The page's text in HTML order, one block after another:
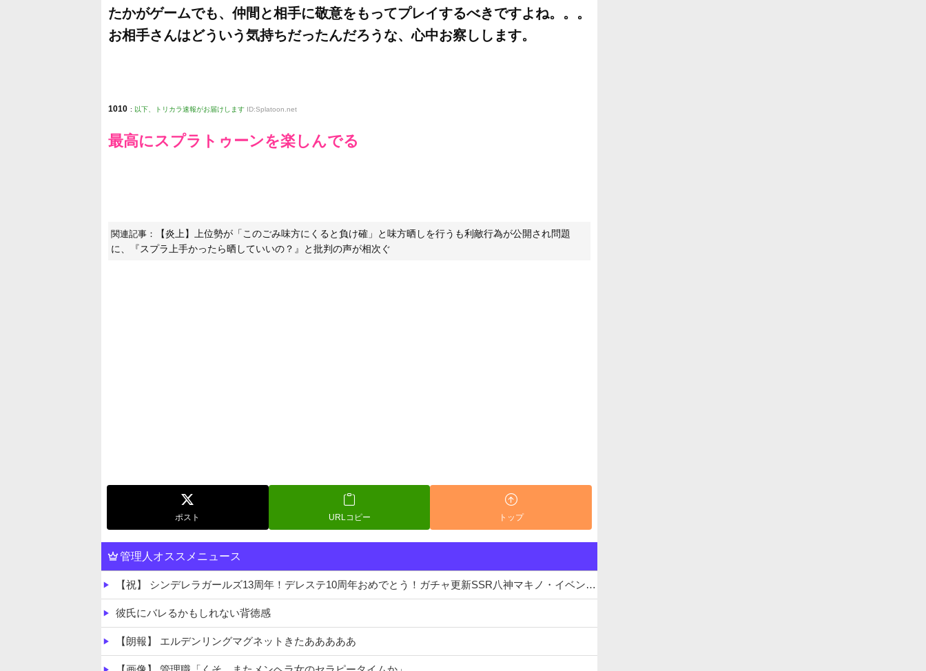
たかがゲームでも、仲間と相手に敬意をもってプレイするべきですよね。。。
お相手さんはどういう気持ちだったんだろうな、心中お察しします。
1010 : 以下、トリカラ速報がお届けします ID:Splatoon.net
最高にスプラトゥーンを楽しんでる
関連記事：
【炎上】上位勢が「このごみ味方にくると負け確」と味方晒しを行うも利敵行為が公開され問題
に、『スプラ上手かったら晒していいの？』と批判の声が相次ぐ
ポスト URLコピー トップ
管理人オススメニュース
【祝】 シンデレラガールズ13周年！デレステ10周年おめでとう！ガチャ更新SSR八神マキノ・イベントSRイヴ、SR望月聖！
彼氏にバレるかもしれない背徳感
【朗報】 エルデンリングマグネットきたあああああ